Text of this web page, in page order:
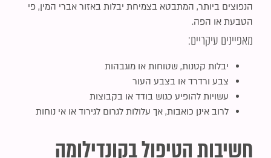
הנפוצים ביותר, המתבטא בצמיחת יבלות באזור אברי המין, פי
הטבעת או הפה.
מאפיינים עיקריים:
יבלות קטנות, שטוחות או מוגבהות
צבע ורדרד או בצבע העור
עשויות להופיע כגוש בודד או בקבוצות
לרוב אינן כואבות, אך עלולות לגרום לגירוד או אי נוחות
חשיבות הטיפול בקונדילומה
font_download סמן קישורים